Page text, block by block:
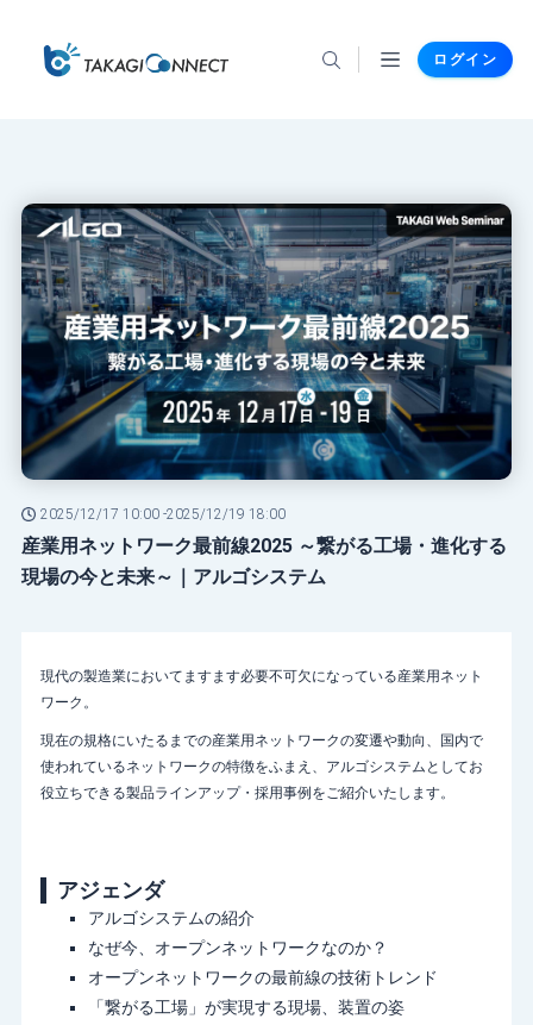
ログイン
2025/12/17 10:00 -2025/12/19 18:00
産業用ネットワーク最前線2025 ～繋がる工場・進化する
現場の今と未来～｜アルゴシステム
現代の製造業においてますます必要不可欠になっている産業用ネット
ワーク。
現在の規格にいたるまでの産業用ネットワークの変遷や動向、国内で
使われているネットワークの特徴をふまえ、アルゴシステムとしてお
役立ちできる製品ラインアップ・採用事例をご紹介いたします。
アジェンダ
アルゴシステムの紹介
なぜ今、オープンネットワークなのか？
オープンネットワークの最前線の技術トレンド
「繋がる工場」が実現する現場、装置の姿